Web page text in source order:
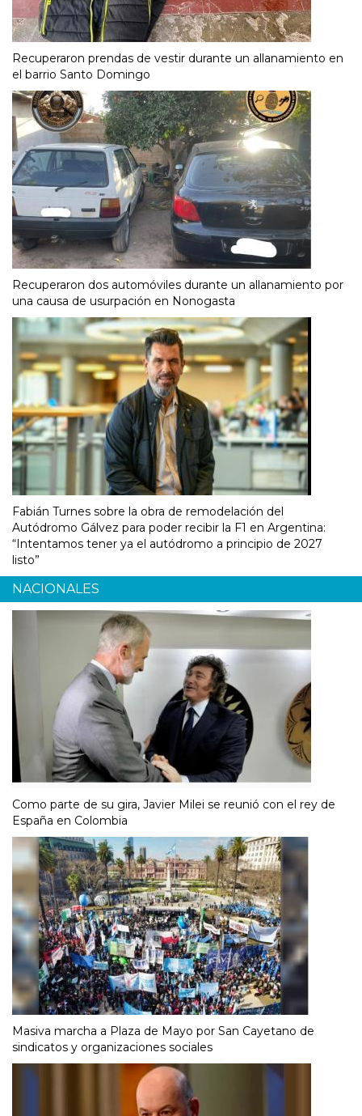
Recuperaron prendas de vestir durante un allanamiento en
el barrio Santo Domingo
Recuperaron dos automóviles durante un allanamiento por
una causa de usurpación en Nonogasta
Fabián Turnes sobre la obra de remodelación del
Autódromo Gálvez para poder recibir la F1 en Argentina:
“Intentamos tener ya el autódromo a principio de 2027
listo”
NACIONALES
Como parte de su gira, Javier Milei se reunió con el rey de
España en Colombia
Masiva marcha a Plaza de Mayo por San Cayetano de
sindicatos y organizaciones sociales